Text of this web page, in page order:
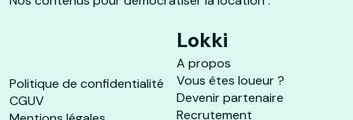
Politique de confidentialité
CGUV
Lokki
A propos
Vous êtes loueur ?
Devenir partenaire
Recrutement